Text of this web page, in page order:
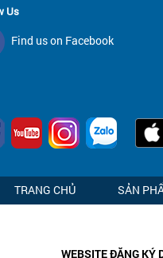
Us
Find us on Facebook
TRANG CHỦ SẢN
WEBSITE ĐĂNG KÝ